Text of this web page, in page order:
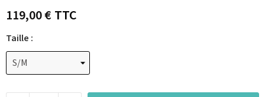
119,00 €TTC
Taille :